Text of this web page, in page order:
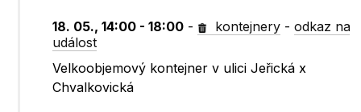
18. 05., 14:00 - 18:00 - kontejnery -odkaz na
událost
Velkoobjemový kontejner v ulici Jeřická x
Chvalkovická